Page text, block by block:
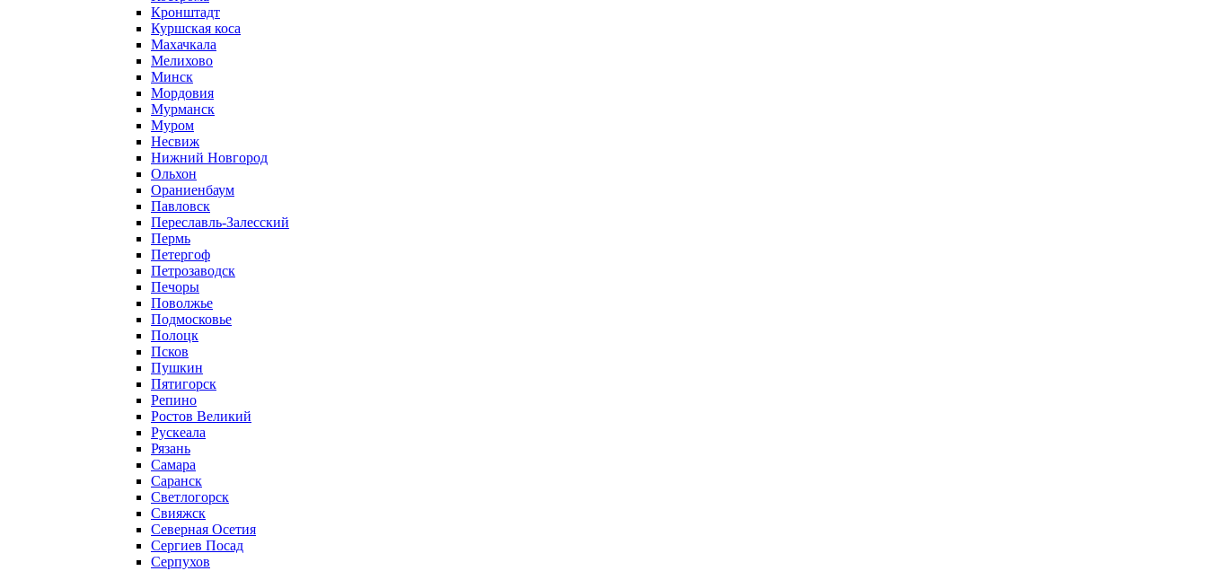
Кронштадт
Куршская коса
Махачкала
Мелихово
Минск
Мордовия
Мурманск
Муром
Несвиж
Нижний Новгород
Ольхон
Ораниенбаум
Павловск
Переславль-Залесский
Пермь
Петергоф
Петрозаводск
Печоры
Поволжье
Подмосковье
Полоцк
Псков
Пушкин
Пятигорск
Репино
Ростов Великий
Рускеала
Рязань
Самара
Саранск
Светлогорск
Свияжск
Северная Осетия
Сергиев Посад
Серпухов